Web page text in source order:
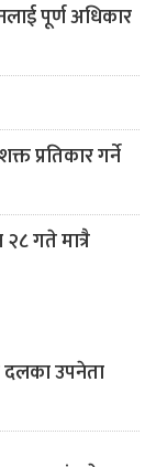
पूर्ण अधिकार
प्रतिकार गर्ने
गते मात्रै
उपनेता